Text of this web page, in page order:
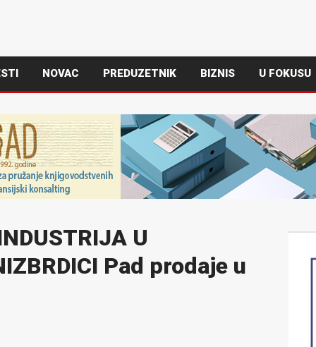
NOVAC PREDUZETNIK BIZNIS U FOKUSU
U
Pad prodaje u